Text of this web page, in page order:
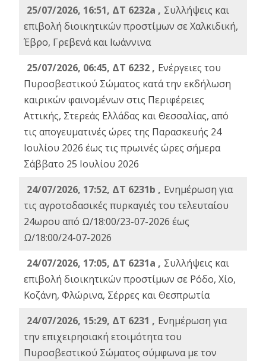
25/07/2026, 16:51, ΔΤ 6232a , Συλλήψεις και
επιβολή διοικητικών προστίμων σε Χαλκιδική,
Έβρο, Γρεβενά και Ιωάννινα
25/07/2026, 06:45, ΔΤ 6232 , Ενέργειες του
Πυροσβεστικού Σώματος κατά την εκδήλωση
καιρικών φαινομένων στις Περιφέρειες
Αττικής, Στερεάς Ελλάδας και Θεσσαλίας, από
τις απογευματινές ώρες της Παρασκευής 24
Ιουλίου 2026 έως τις πρωινές ώρες σήμερα
Σάββατο 25 Ιουλίου 2026
24/07/2026, 17:52, ΔΤ 6231b , Ενημέρωση για
τις αγροτοδασικές πυρκαγιές του τελευταίου
24ωρου από Ω/18:00/23-07-2026 έως
Ω/18:00/24-07-2026
24/07/2026, 17:05, ΔΤ 6231a , Συλλήψεις και
επιβολή διοικητικών προστίμων σε Ρόδο, Χίο,
Κοζάνη, Φλώρινα, Σέρρες και Θεσπρωτία
24/07/2026, 15:29, ΔΤ 6231 , Ενημέρωση για
την επιχειρησιακή ετοιμότητα του
Πυροσβεστικού Σώματος σύμφωνα με τον